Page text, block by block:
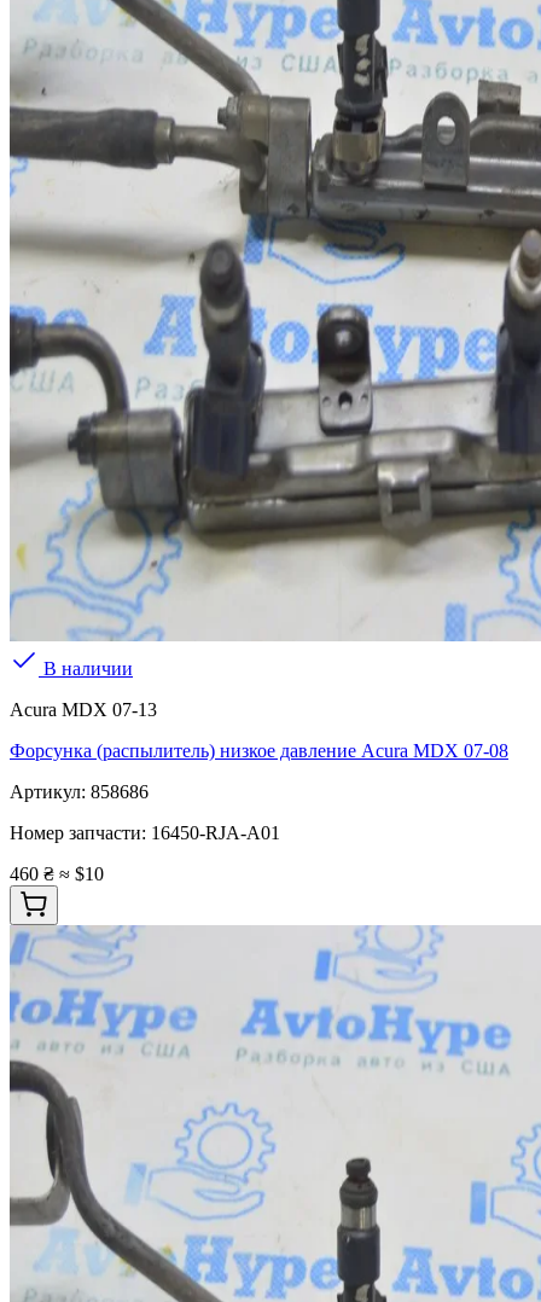
В наличии
Acura MDX 07-13
Форсунка (распылитель) низкое давление Acura MDX 07-08
Артикул: 858686
Номер запчасти: 16450-RJA-A01
460 ₴ ≈ $10